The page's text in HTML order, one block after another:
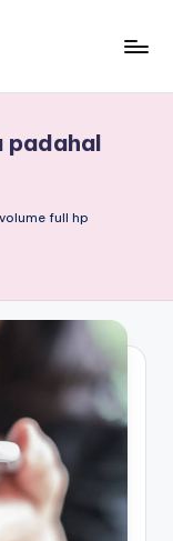
padahal
full hp